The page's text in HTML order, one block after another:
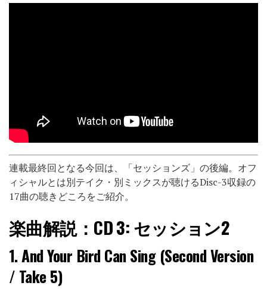
連載最終回となる今回は、「セッションズ」の後編。オフ
ィシャルとは別テイク・別ミックスが聴けるDisc-3収録の
17曲の聴きどころをご紹介。
楽曲解説： CD 3: セッション2
1.And Your Bird Can Sing (Second Version
/ Take 5)